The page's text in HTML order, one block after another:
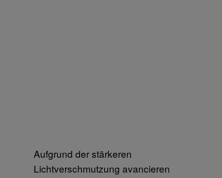
Aufgrund der stärkeren
Lichtverschmutzung avancieren